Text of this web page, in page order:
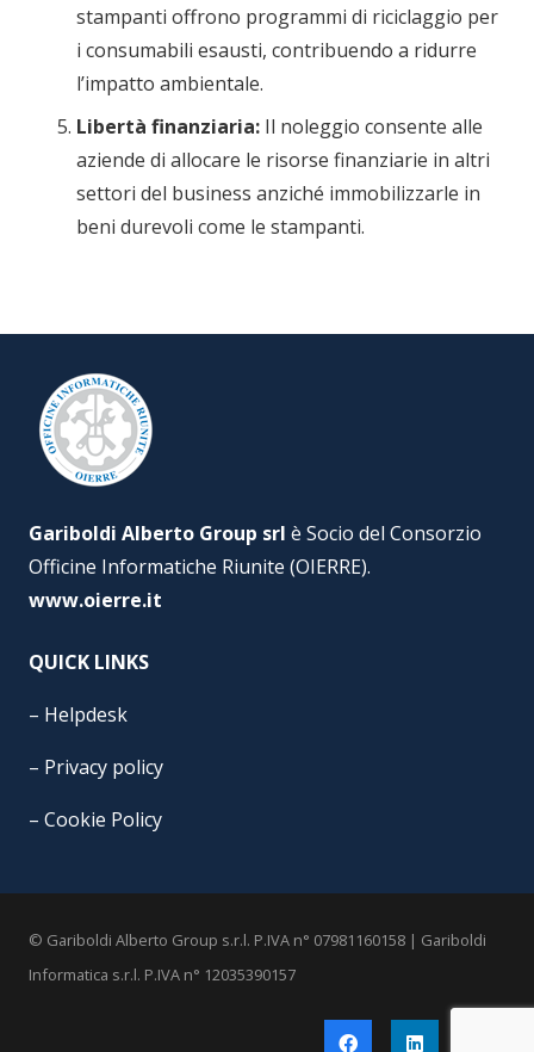
stampanti offrono programmi di riciclaggio per
i consumabili esausti, contribuendo a ridurre
l’impatto ambientale.
Libertà finanziaria: Il noleggio consente alle
aziende di allocare le risorse finanziarie in altri
settori del business anziché immobilizzarle in
beni durevoli come le stampanti.
Gariboldi Alberto Group srl è Socio del Consorzio
Officine Informatiche Riunite (OIERRE).
www.oierre.it
QUICK LINKS
– Helpdesk
– Privacy policy
– Cookie Policy
© Gariboldi Alberto Group s.r.l. P.IVA n° 07981160158 | Gariboldi
Informatica s.r.l. P.IVA n° 12035390157